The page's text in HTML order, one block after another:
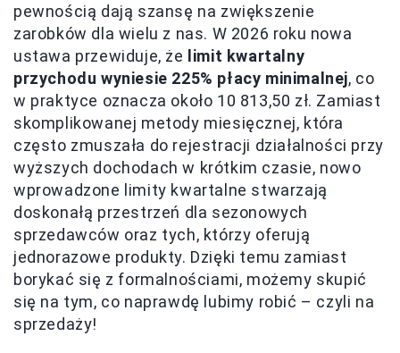
pewnością dają szansę na zwiększenie
zarobków dla wielu z nas. W 2026 roku nowa
ustawa przewiduje, że limit kwartalny
przychodu wyniesie 225% płacy minimalnej, co
w praktyce oznacza około 10 813,50 zł. Zamiast
skomplikowanej metody miesięcznej, która
często zmuszała do rejestracji działalności przy
wyższych dochodach w krótkim czasie, nowo
wprowadzone limity kwartalne stwarzają
doskonałą przestrzeń dla sezonowych
sprzedawców oraz tych, którzy oferują
jednorazowe produkty. Dzięki temu zamiast
borykać się z formalnościami, możemy skupić
się na tym, co naprawdę lubimy robić – czyli na
sprzedaży!